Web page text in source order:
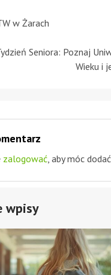
w Żarach
Seniora: Poznaj
Wieku i
zalogować, aby móc
wpisy